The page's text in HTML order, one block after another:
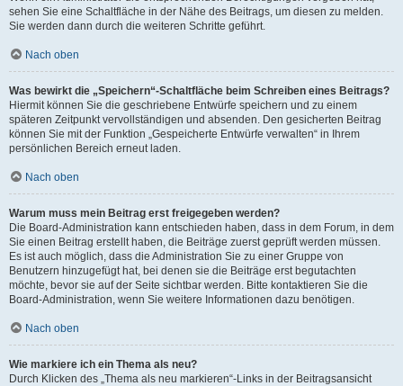
sehen Sie eine Schaltfläche in der Nähe des Beitrags, um diesen zu melden.
Sie werden dann durch die weiteren Schritte geführt.
Nach oben
Was bewirkt die „Speichern“-Schaltfläche beim Schreiben eines Beitrags?
Hiermit können Sie die geschriebene Entwürfe speichern und zu einem
späteren Zeitpunkt vervollständigen und absenden. Den gesicherten Beitrag
können Sie mit der Funktion „Gespeicherte Entwürfe verwalten“ in Ihrem
persönlichen Bereich erneut laden.
Nach oben
Warum muss mein Beitrag erst freigegeben werden?
Die Board-Administration kann entschieden haben, dass in dem Forum, in dem
Sie einen Beitrag erstellt haben, die Beiträge zuerst geprüft werden müssen.
Es ist auch möglich, dass die Administration Sie zu einer Gruppe von
Benutzern hinzugefügt hat, bei denen sie die Beiträge erst begutachten
möchte, bevor sie auf der Seite sichtbar werden. Bitte kontaktieren Sie die
Board-Administration, wenn Sie weitere Informationen dazu benötigen.
Nach oben
Wie markiere ich ein Thema als neu?
Durch Klicken des „Thema als neu markieren“-Links in der Beitragsansicht